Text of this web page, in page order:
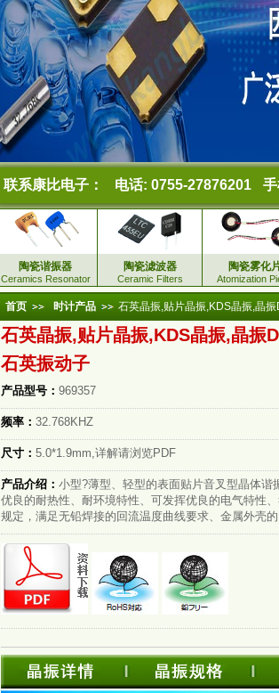
联系康比电子： 电话: 0755-27876201
陶瓷谐振器
Ceramics Resonator
陶瓷滤波器
Ceramic Filters
陶瓷雾化
Atomization
首页 时计产品 石英晶振,贴片晶振,KDS晶振,晶
石英晶振,贴片晶振,KDS晶振,晶振
石英振动子
产品型号： 969357
频率： 32.768KHZ
尺寸： 5.0*1.9mm,详解请浏览PDF
产品介绍： 小型?薄型、轻型的表面贴片音叉型晶体谐
优良的耐热性、耐环境特性、可发挥优良的电气特性
规定，满足无铅焊接的回流温度曲线要求、金属外壳